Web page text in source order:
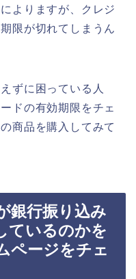
よりますが、クレジ
限が切れてしまうん
ずに困っている人
ドの有効期限をチェ
商品を購入してみて
銀行振り込み
ているのかを
ページをチェ